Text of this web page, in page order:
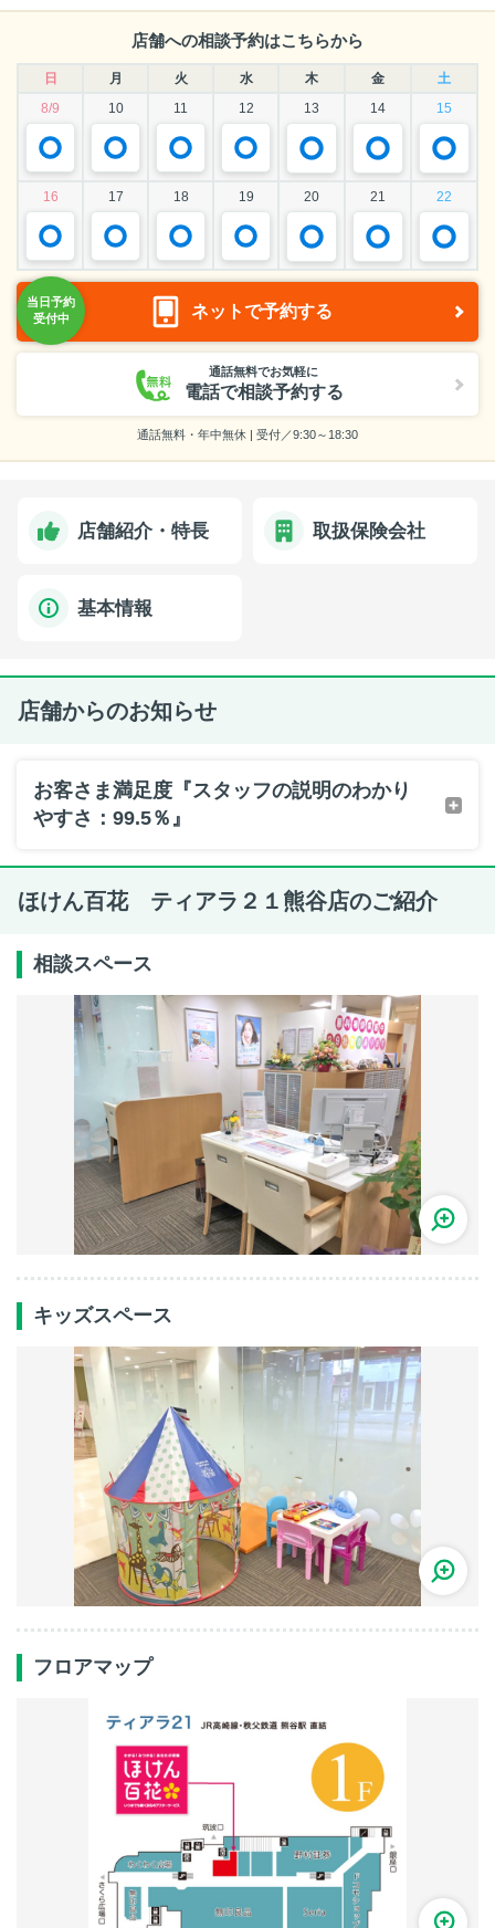
店舗への相談予約はこちらから
日 月 火 水 木 金
土
8/9
10 11 12 13 14 15
16 17 18 19 20 21 22
ネットで予約する
通話無料でお気軽に
電話で相談予約する
通話無料・年中無休 | 受付／9:30～18:30
店舗紹介・特長 取扱保険会社
基本情報
店舗からのお知らせ
お客さま満足度『スタッフの説明のわかり
やすさ：99.5％』
ほけん百花 ティアラ２１熊谷店のご紹介
相談スペース
キッズスペース
フロアマップ